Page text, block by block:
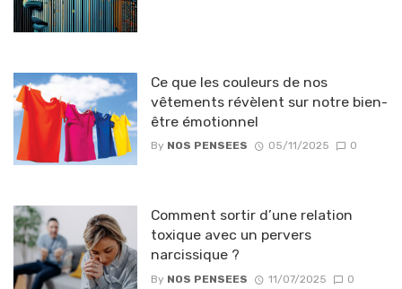
Ce que les couleurs de nos
vêtements révèlent sur notre bien-
être émotionnel
By NOS PENSEES 05/11/2025 0
Comment sortir d’une relation
toxique avec un pervers
narcissique ?
By NOS PENSEES 11/07/2025 0